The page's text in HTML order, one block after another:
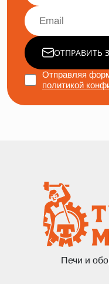
ОТПРАВИТЬ
Отправляя
политикой
Печи и